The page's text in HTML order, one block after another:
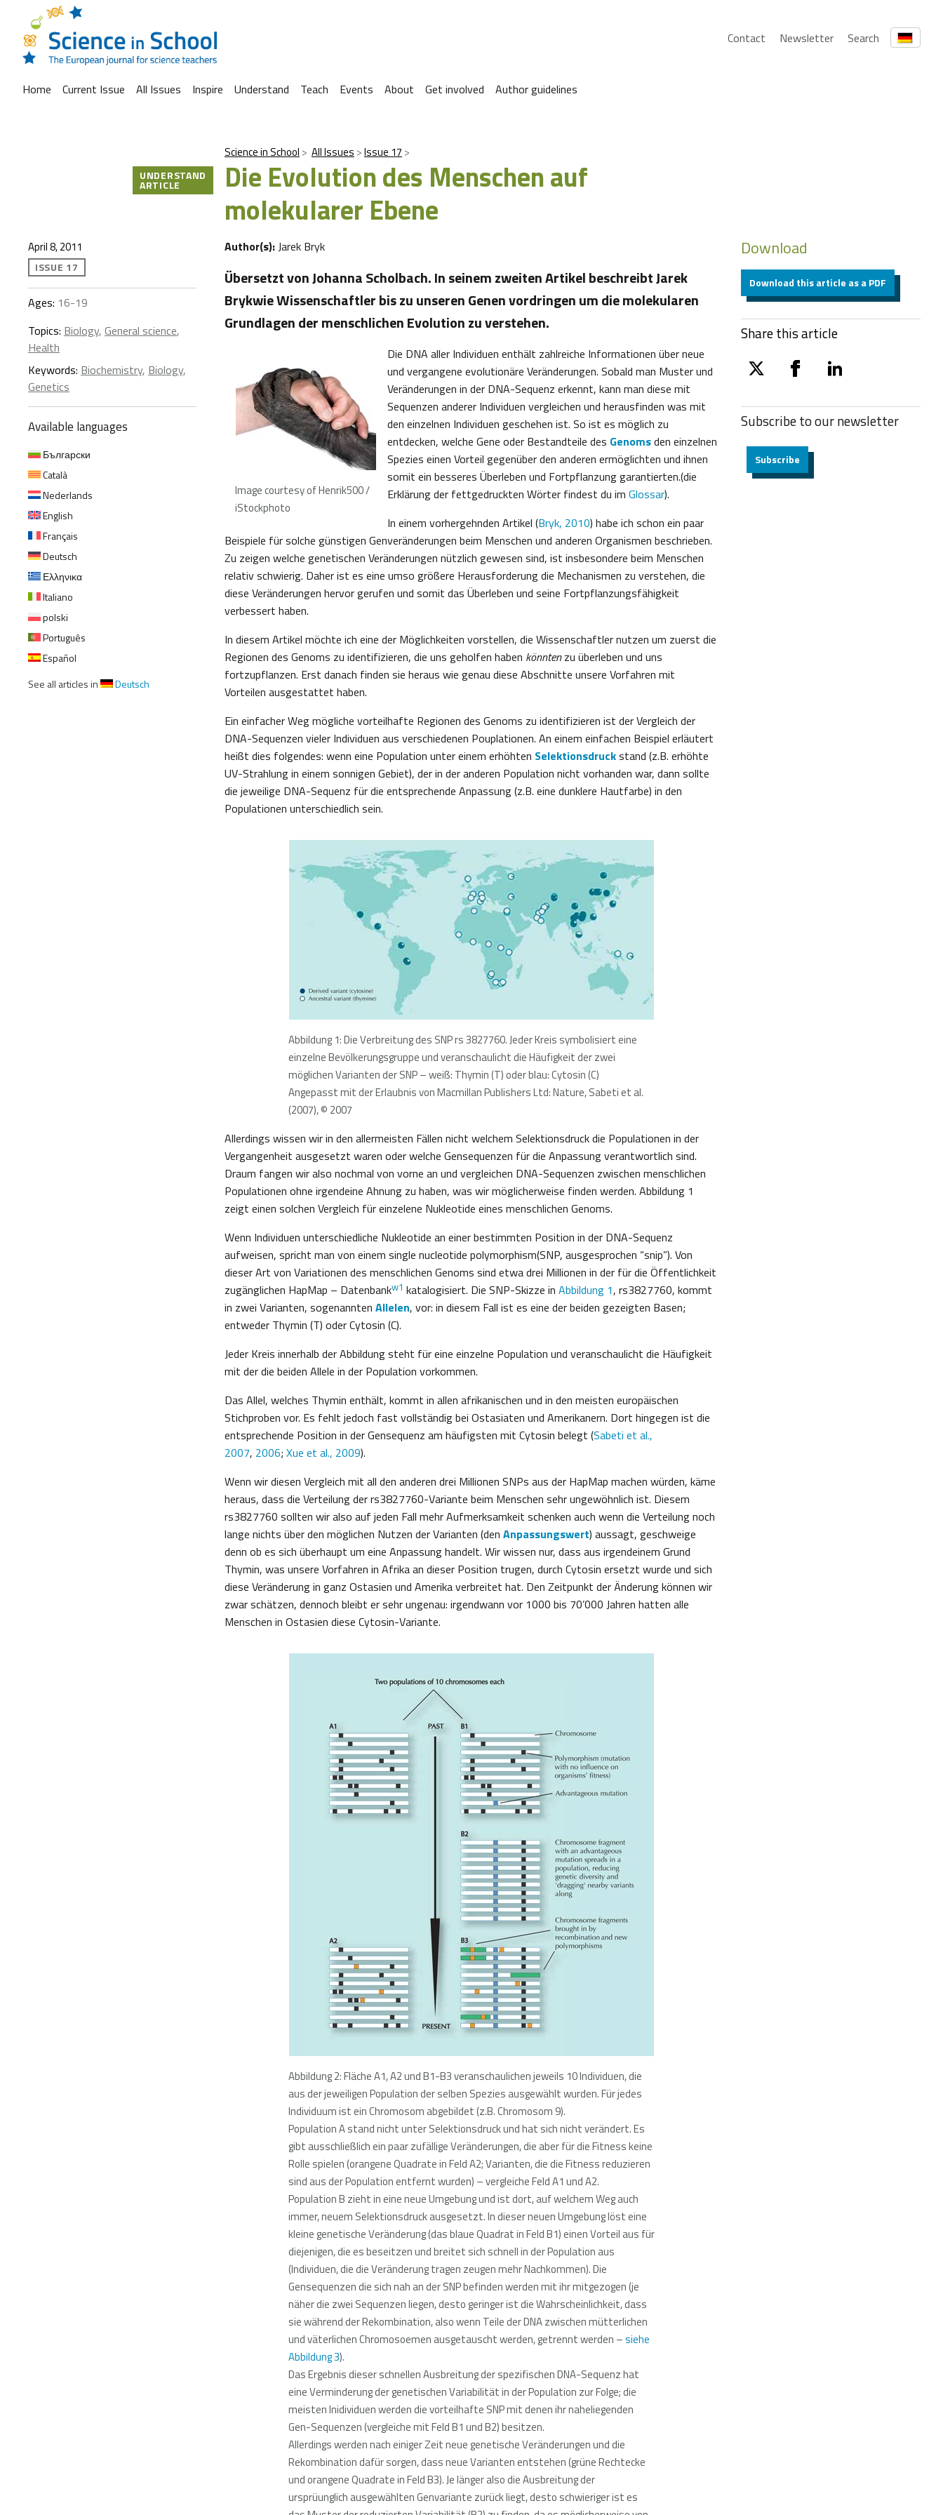
Contact Newsletter Search
Home Current Issue All Issues Inspire Understand Teach Events About Get involved Author guidelines
Science in School All Issues Issue 17
Die Evolution des Menschen auf
molekularer Ebene
UNDERSTAND
ARTICLE
April 8, 2011
ISSUE 17
Ages: 16-19
Topics: Biology, General science,
Health
Keywords: Biochemistry, Biology,
Genetics
Available languages
Български
Català
Nederlands
English
Français
Deutsch
Ελληνικα
Italiano
polski
Português
Español
See all articles in
Deutsch
Author(s):Jarek Bryk
Übersetzt von Johanna Scholbach. In seinem zweiten Artikel beschreibt Jarek
Brykwie Wissenschaftler bis zu unseren Genen vordringen um die molekularen
Grundlagen der menschlichen Evolution zu verstehen.
Image courtesy of Henrik500 /
iStockphoto
Die DNA aller Individuen enthält zahlreiche Informationen über neue
und vergangene evolutionäre Veränderungen. Sobald man Muster und
Veränderungen in der DNA-Sequenz erkennt, kann man diese mit
Sequenzen anderer Individuen vergleichen und herausfinden was mit
den einzelnen Individuen geschehen ist. So ist es möglich zu
entdecken, welche Gene oder Bestandteile des Genomsden einzelnen
Spezies einen Vorteil gegenüber den anderen ermöglichten und ihnen
somit ein besseres Überleben und Fortpflanzung garantierten.(die
Erklärung der fettgedruckten Wörter findest du im Glossar).
In einem vorhergehnden Artikel (Bryk, 2010) habe ich schon ein paar
Beispiele für solche günstigen Genveränderungen beim Menschen und anderen Organismen beschrieben.
Zu zeigen welche genetischen Veränderungen nützlich gewesen sind, ist insbesondere beim Menschen
relativ schwierig. Daher ist es eine umso größere Herausforderung die Mechanismen zu verstehen, die
diese Veränderungen hervor gerufen und somit das Überleben und seine Fortpflanzungsfähigkeit
verbessert haben.
In diesem Artikel möchte ich eine der Möglichkeiten vorstellen, die Wissenschaftler nutzen um zuerst die
Regionen des Genoms zu identifizieren, die uns geholfen haben könntenzu überleben und uns
fortzupflanzen. Erst danach finden sie heraus wie genau diese Abschnitte unsere Vorfahren mit
Vorteilen ausgestattet haben.
Ein einfacher Weg mögliche vorteilhafte Regionen des Genoms zu identifizieren ist der Vergleich der
DNA-Sequenzen vieler Individuen aus verschiedenen Pouplationen. An einem einfachen Beispiel erläutert
heißt dies folgendes: wenn eine Population unter einem erhöhten Selektionsdruckstand (z.B. erhöhte
UV-Strahlung in einem sonnigen Gebiet), der in der anderen Population nicht vorhanden war, dann sollte
die jeweilige DNA-Sequenz für die entsprechende Anpassung (z.B. eine dunklere Hautfarbe) in den
Populationen unterschiedlich sein.
Abbildung 1: Die Verbreitung des SNP rs 3827760. Jeder Kreis symbolisiert eine
einzelne Bevölkerungsgruppe und veranschaulicht die Häufigkeit der zwei
möglichen Varianten der SNP – weiß: Thymin (T) oder blau: Cytosin (C)
Angepasst mit der Erlaubnis von Macmillan Publishers Ltd: Nature, Sabeti et al.
(2007), © 2007
Allerdings wissen wir in den allermeisten Fällen nicht welchem Selektionsdruck die Populationen in der
Vergangenheit ausgesetzt waren oder welche Gensequenzen für die Anpassung verantwortlich sind.
Draum fangen wir also nochmal von vorne an und vergleichen DNA-Sequenzen zwischen menschlichen
Populationen ohne irgendeine Ahnung zu haben, was wir möglicherweise finden werden. Abbildung 1
zeigt einen solchen Vergleich für einzelene Nukleotide eines menschlichen Genoms.
Wenn Individuen unterschiedliche Nukleotide an einer bestimmten Position in der DNA-Sequenz
aufweisen, spricht man von einem single nucleotide polymorphism(SNP, ausgesprochen “snip”). Von
dieser Art von Variationen des menschlichen Genoms sind etwa drei Millionen in der für die Öffentlichkeit
zugänglichen HapMap – Datenbankw1 katalogisiert. Die SNP-Skizze in Abbildung 1, rs3827760, kommt
in zwei Varianten, sogenannten Allelen, vor: in diesem Fall ist es eine der beiden gezeigten Basen;
entweder Thymin (T) oder Cytosin (C).
Jeder Kreis innerhalb der Abbildung steht für eine einzelne Population und veranschaulicht die Häufigkeit
mit der die beiden Allele in der Population vorkommen.
Das Allel, welches Thymin enthält, kommt in allen afrikanischen und in den meisten europäischen
Stichproben vor. Es fehlt jedoch fast vollständig bei Ostasiaten und Amerikanern. Dort hingegen ist die
entsprechende Position in der Gensequenz am häufigsten mit Cytosin belegt (Sabeti et al.,
2007, 2006; Xue et al., 2009).
Wenn wir diesen Vergleich mit all den anderen drei Millionen SNPs aus der HapMap machen würden, käme
heraus, dass die Verteilung der rs3827760-Variante beim Menschen sehr ungewöhnlich ist. Diesem
rs3827760 sollten wir also auf jeden Fall mehr Aufmerksamkeit schenken auch wenn die Verteilung noch
lange nichts über den möglichen Nutzen der Varianten (den Anpassungswert) aussagt, geschweige
denn ob es sich überhaupt um eine Anpassung handelt. Wir wissen nur, dass aus irgendeinem Grund
Thymin, was unsere Vorfahren in Afrika an dieser Position trugen, durch Cytosin ersetzt wurde und sich
diese Veränderung in ganz Ostasien und Amerika verbreitet hat. Den Zeitpunkt der Änderung können wir
zwar schätzen, dennoch bleibt er sehr ungenau: irgendwann vor 1000 bis 70’000 Jahren hatten alle
Menschen in Ostasien diese Cytosin-Variante.
Abbildung 2: Fläche A1, A2 und B1-B3 veranschaulichen jeweils 10 Individuen, die
aus der jeweiligen Population der selben Spezies ausgewählt wurden. Für jedes
Individuum ist ein Chromosom abgebildet (z.B. Chromosom 9).
Population A stand nicht unter Selektionsdruck und hat sich nicht verändert. Es
gibt ausschließlich ein paar zufällige Veränderungen, die aber für die Fitness keine
Rolle spielen (orangene Quadrate in Feld A2; Varianten, die die Fitness reduzieren
sind aus der Population entfernt wurden) – vergleiche Feld A1 und A2.
Population B zieht in eine neue Umgebung und ist dort, auf welchem Weg auch
immer, neuem Selektionsdruck ausgesetzt. In dieser neuen Umgebung löst eine
kleine genetische Veränderung (das blaue Quadrat in Feld B1) einen Vorteil aus für
diejenigen, die es beseitzen und breitet sich schnell in der Population aus
(Individuen, die die Veränderung tragen zeugen mehr Nachkommen). Die
Gensequenzen die sich nah an der SNP befinden werden mit ihr mitgezogen (je
näher die zwei Sequenzen liegen, desto geringer ist die Wahrscheinlichkeit, dass
sie während der Rekombination, also wenn Teile der DNA zwischen mütterlichen
und väterlichen Chromosoemen ausgetauscht werden, getrennt werden –siehe
Abbildung 3).
Das Ergebnis dieser schnellen Ausbreitung der spezifischen DNA-Sequenz hat
eine Verminderung der genetischen Variabilität in der Population zur Folge; die
meisten Inidividuen werden die vorteilhafte SNP mit denen ihr naheliegenden
Gen-Sequenzen (vergleiche mit Feld B1 und B2) besitzen.
Allerdings werden nach einiger Zeit neue genetische Veränderungen und die
Rekombination dafür sorgen, dass neue Varianten entstehen (grüne Rechtecke
und orangene Quadrate in Feld B3). Je länger also die Ausbreitung der
ursprüunglich ausgewählten Genvariante zurück liegt, desto schwieriger ist es
Download
Download this article as a PDF
Share this article
twitter facebooklinkedin
Subscribe to ournewsletter
Subscribe